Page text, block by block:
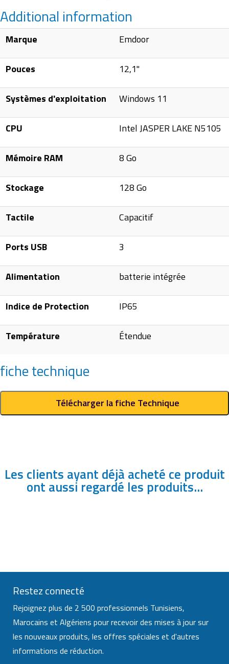
Additional information
Marque Emdoor
Pouces 12,1"
Systèmes d'exploitation Windows 11
CPU Intel JASPER LAKE N5105
Mémoire RAM 8 Go
Stockage 128 Go
Tactile Capacitif
Ports USB 3
Alimentation batterie intégrée
Indice de Protection IP65
Température Étendue
fiche technique
Télécharger la fiche Technique
Les clients ayant déjà acheté ce produit
ont aussi regardé les produits...
Restez connecté
Rejoignez plus de 2 500 professionnels Tunisiens,
Marocains et Algériens pour recevoir des mises à jour sur
les nouveaux produits, les offres spéciales et d'autres
informations de réduction.